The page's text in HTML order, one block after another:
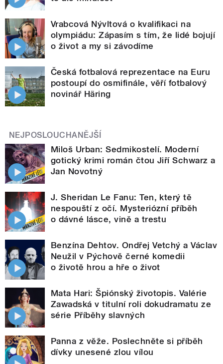
Vrabcová Nývltová o kvalifikaci na
olympiádu: Zápasím s tím, že lidé bojují
o život a my si závodíme
Česká fotbalová reprezentace na Euru
postoupí do osmifinále, věří fotbalový
novinář Häring
NEJPOSLOUCHANĚJŠÍ
Miloš Urban: Sedmikostelí. Moderní
gotický krimi román čtou Jiří Schwarz a
Jan Novotný
J. Sheridan Le Fanu: Ten, který tě
nespouští z očí. Mysteriózní příběh
o dávné lásce, vině a trestu
Benzína Dehtov. Ondřej Vetchý a Václav
Neužil v Pýchově černé komedii
o životě hrou a hře o život
Mata Hari: Špiónský životopis. Valérie
Zawadská v titulní roli dokudramatu ze
série Příběhy slavných
Panna z věže. Poslechněte si příběh
dívky unesené zlou vílou